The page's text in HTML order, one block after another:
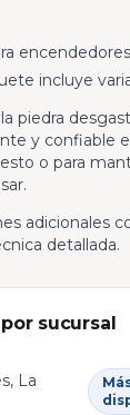
incluye
piedra
y confiable
o para
adicionales
detallada.
sucursal
La